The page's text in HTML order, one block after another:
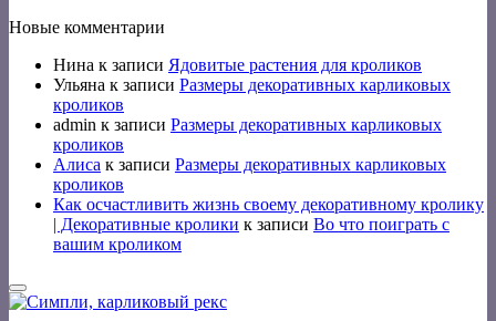
Новые комментарии
Нина к записи Ядовитые растения для кроликов
Ульяна к записи Размеры декоративных карликовых
кроликов
admin к записи Размеры декоративных карликовых
кроликов
Алиса к записи Размеры декоративных карликовых
кроликов
Как осчастливить жизнь своему декоративному кролику
| Декоративные кролики к записи Во что поиграть с
вашим кроликом